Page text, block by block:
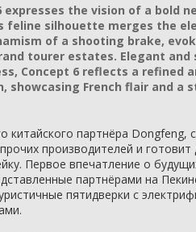
expresses the vision of a bold
feline silhouette merges the
of a shooting brake,
tourer estates. Elegant and
Concept 6 reflects a refined
showcasing French flair and a
китайского партнёра Dongfeng,
производителей и
Первое впечатление о
партнёрами на
пятидверки с